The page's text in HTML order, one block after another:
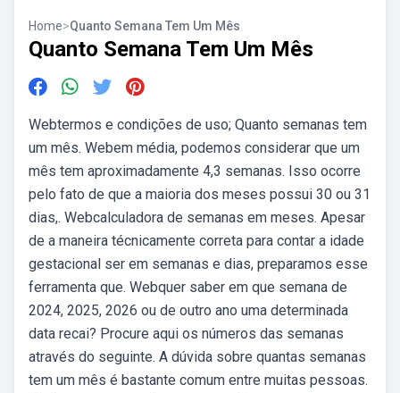
Home>Quanto Semana Tem Um Mês
Quanto Semana Tem Um Mês
Webtermos e condições de uso; Quanto semanas tem
um mês. Webem média, podemos considerar que um
mês tem aproximadamente 4,3 semanas. Isso ocorre
pelo fato de que a maioria dos meses possui 30 ou 31
dias,. Webcalculadora de semanas em meses. Apesar
de a maneira técnicamente correta para contar a idade
gestacional ser em semanas e dias, preparamos esse
ferramenta que. Webquer saber em que semana de
2024, 2025, 2026 ou de outro ano uma determinada
data recai? Procure aqui os números das semanas
através do seguinte. A dúvida sobre quantas semanas
tem um mês é bastante comum entre muitas pessoas.